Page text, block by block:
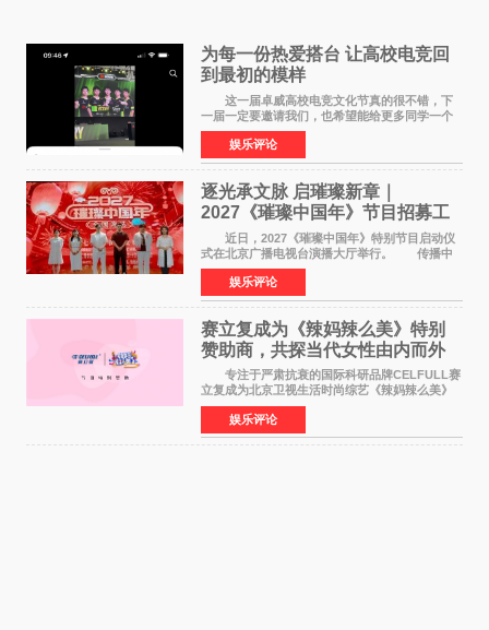
为每一份热爱搭台 让高校电竞回
到最初的模样
这一届卓威高校电竞文化节真的很不错，下
一届一定要邀请我们，也希望能给更多同学一个
来到现场的机会。 2026卓威高校电竞文化节
已经落下帷幕，在活动结束后，仍有不少高校电
竞社负责人和现
娱乐评论
逐光承文脉 启璀璨新章｜
2027《璀璨中国年》节目招募工
作圆满启动
近日，2027《璀璨中国年》特别节目启动仪
式在北京广播电视台演播大厅举行。 传播中
华优秀传统文化，弘扬纯正国风艺术，打造高规
格、高质感、正能量的文艺盛典，是璀璨中国年
矢志不渝的初心
娱乐评论
赛立复成为《辣妈辣么美》特别
赞助商，共探当代女性由内而外
活力美
专注于严肃抗衰的国际科研品牌CELFULL赛
立复成为北京卫视生活时尚综艺《辣妈辣么美》
的特别赞助商,明星辣妈袁咏仪倾情参与，向广大
都市女性传递健康生活新主张，寄语当代女性在
家庭与自我之间
娱乐评论